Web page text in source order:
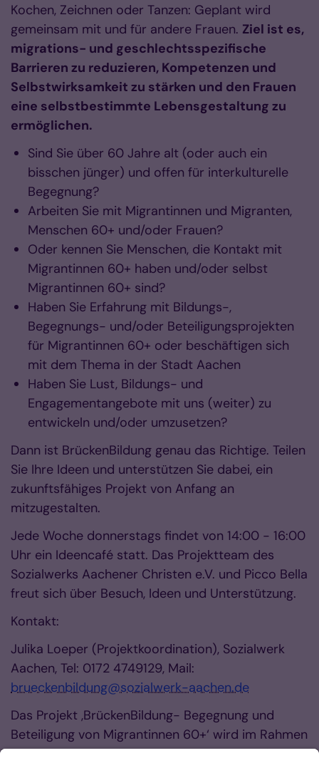
Kochen, Zeichnen oder Tanzen: Geplant wird
gemeinsam mit und für andere Frauen. Ziel ist es,
migrations- und geschlechtsspezifische
Barrieren zu reduzieren, Kompetenzen und
Selbstwirksamkeit zu stärken und den Frauen
eine selbstbestimmte Lebensgestaltung zu
ermöglichen.
Sind Sie über 60 Jahre alt (oder auch ein
bisschen jünger) und offen für interkulturelle
Begegnung?
Arbeiten Sie mit Migrantinnen und Migranten,
Menschen 60+ und/oder Frauen?
Oder kennen Sie Menschen, die Kontakt mit
Migrantinnen 60+ haben und/oder selbst
Migrantinnen 60+ sind?
Haben Sie Erfahrung mit Bildungs-,
Begegnungs- und/oder Beteiligungsprojekten
für Migrantinnen 60+ oder beschäftigen sich
mit dem Thema in der Stadt Aachen
Haben Sie Lust, Bildungs- und
Engagementangebote mit uns (weiter) zu
entwickeln und/oder umzusetzen?
Dann ist BrückenBildung genau das Richtige. Teilen
Sie Ihre Ideen und unterstützen Sie dabei, ein
zukunftsfähiges Projekt von Anfang an
mitzugestalten.
Jede Woche donnerstags findet von 14:00 - 16:00
Uhr ein Ideencafé statt. Das Projektteam des
Sozialwerks Aachener Christen e.V. und Picco Bella
freut sich über Besuch, Ideen und Unterstützung.
Kontakt:
Julika Loeper (Projektkoordination), Sozialwerk
Aachen, Tel: 0172 4749129, Mail:
brueckenbildung@sozialwerk-aachen.de
Das Projekt ,BrückenBildung- Begegnung und
Beteiligung von Migrantinnen 60+‘ wird im Rahmen
des Programms ,Bildung und Engagement ein